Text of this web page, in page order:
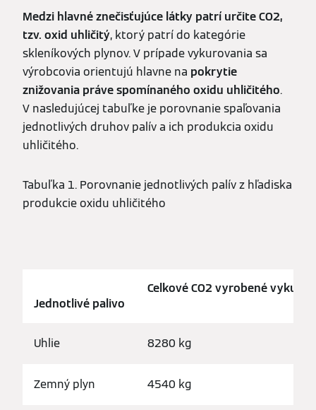
Medzi hlavné znečisťujúce látky patrí určite CO2,
tzv. oxid uhličitý, ktorý patrí do kategórie
skleníkových plynov. V prípade vykurovania sa
výrobcovia orientujú hlavne na pokrytie
znižovania práve spomínaného oxidu uhličitého.
V nasledujúcej tabuľke je porovnanie spaľovania
jednotlivých druhov palív a ich produkcia oxidu
uhličitého.
Tabuľka 1. Porovnanie jednotlivých palív z hľadiska
produkcie oxidu uhličitého
Jednotlivé palivo
Celkové CO2 vyrobené
Uhlie 8280 kg
Zemný plyn 4540 kg